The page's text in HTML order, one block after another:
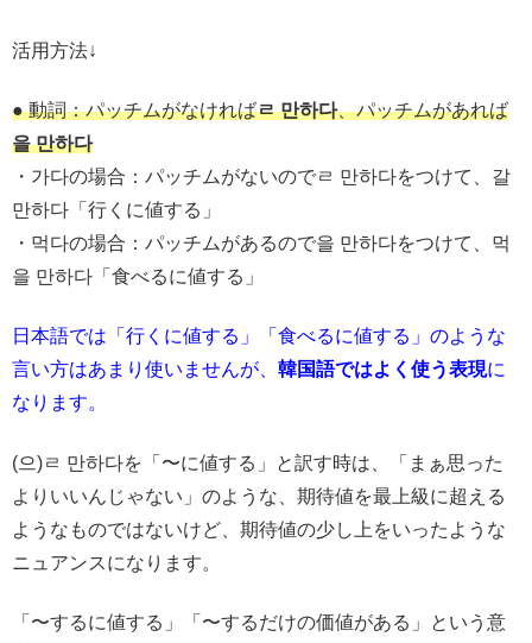
活用方法↓
● 動詞：パッチムがなければㄹ 만하다、パッチムがあれば
을 만하다
・가다の場合：パッチムがないのでㄹ 만하다をつけて、갈
만하다「行くに値する」
・먹다の場合：パッチムがあるので을 만하다をつけて、먹
을 만하다「食べるに値する」
日本語では「行くに値する」「食べるに値する」のような
言い方はあまり使いませんが、 韓国語ではよく使う表現に
なります。
(으)ㄹ 만하다を「〜に値する」と訳す時は、「まぁ思った
よりいいんじゃない」のような、期待値を最上級に超える
ようなものではないけど、期待値の少し上をいったような
ニュアンスになります。
「〜するに値する」「〜するだけの価値がある」という意